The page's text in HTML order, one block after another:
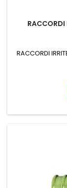
RACCORDI
RACCORDI